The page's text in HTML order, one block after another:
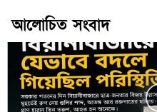
আলোচিত সংবাদ